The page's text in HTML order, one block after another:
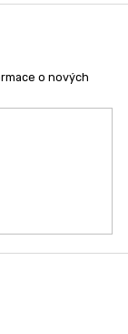
o nových